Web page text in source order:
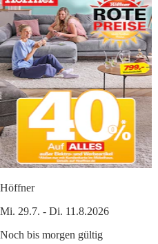
Höffner
Mi. 29.7. - Di. 11.8.2026
Noch bis morgen gültig